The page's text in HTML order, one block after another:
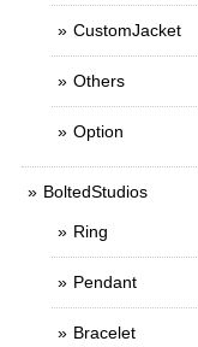
CustomJacket
Others
Option
BoltedStudios
Ring
Pendant
Bracelet